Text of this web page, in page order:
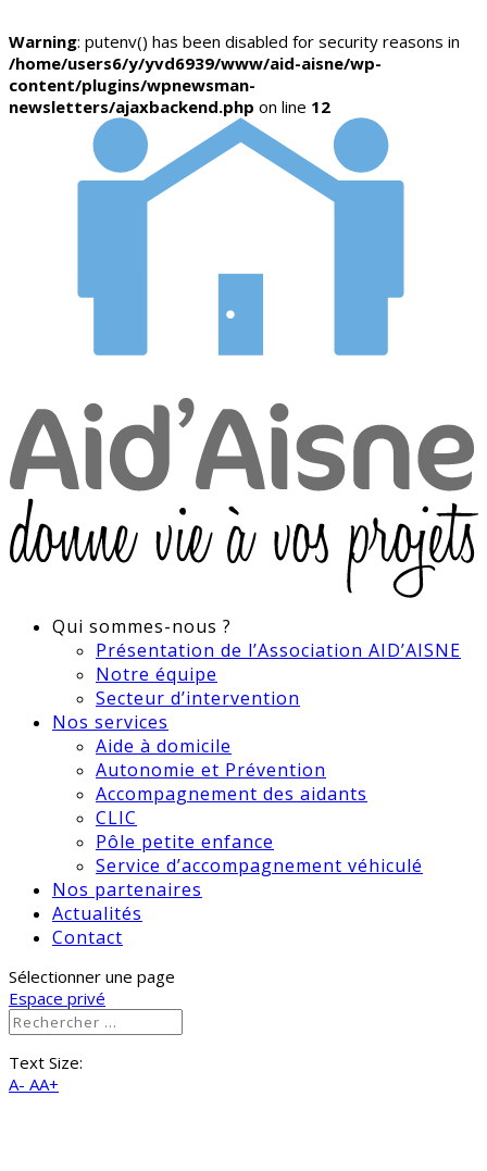
Warning: putenv() has been disabled for security reasons in
/home/users6/y/yvd6939/www/aid-aisne/wp-
content/plugins/wpnewsman-
newsletters/ajaxbackend.php on line 12
Qui sommes-nous ?
Présentation de l’Association AID’AISNE
Notre équipe
Secteur d’intervention
Nos services
Aide à domicile
Autonomie et Prévention
Accompagnement des aidants
CLIC
Pôle petite enfance
Service d’accompagnement véhiculé
Nos partenaires
Actualités
Contact
Sélectionner une page
Espace privé
Text Size:
A- AA+